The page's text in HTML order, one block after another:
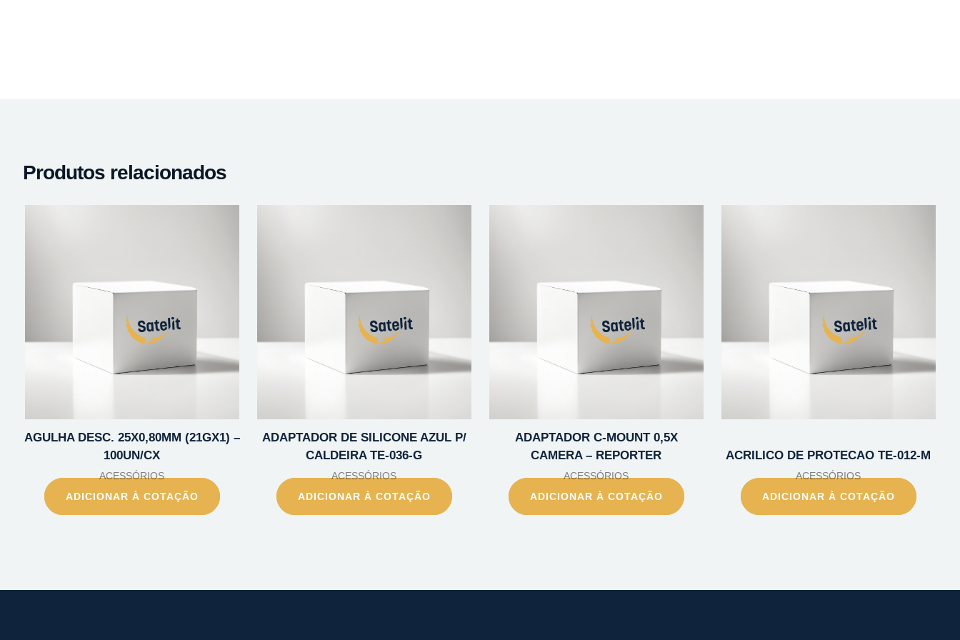
Produtos relacionados
AGULHA DESC. 25X0,80MM (21GX1) –
100UN/CX
ACESSÓRIOS
ADICIONAR À COTAÇÃO
ADAPTADOR DE SILICONE AZUL P/
CALDEIRA TE-036-G
ACESSÓRIOS
ADICIONAR À COTAÇÃO
ADAPTADOR C-MOUNT 0,5X
CAMERA – REPORTER
ACESSÓRIOS
ADICIONAR À COTAÇÃO
ACRILICO DE PROTECAO TE-012-M
ACESSÓRIOS
ADICIONAR À COTAÇÃO